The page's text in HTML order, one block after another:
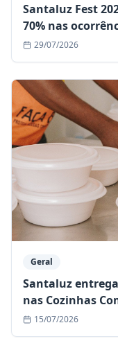
Santaluz Fest
70% nas
segura da história
29/07/2026
Geral
Santaluz
nas Cozinhas
assistência às
vulnerabilidade
15/07/2026